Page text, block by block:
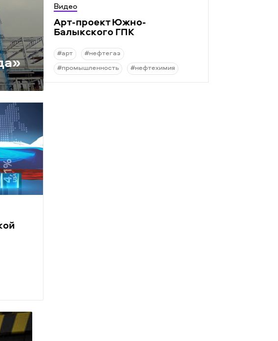
Видео
Арт-проект Южно-
Балыкского ГПК
#арт
#нефтегаз
#промышленность
#нефтехимия